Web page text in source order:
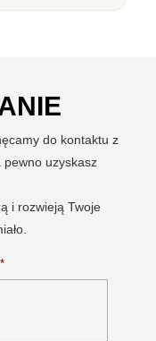
do kontaktu z
uzyskasz
i rozwieją Twoje
*